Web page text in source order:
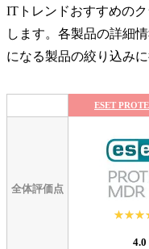
ITトレンドおすすめの
します。各製品の詳細
になる製品の絞り込み
ESET
全体評価点
4.0